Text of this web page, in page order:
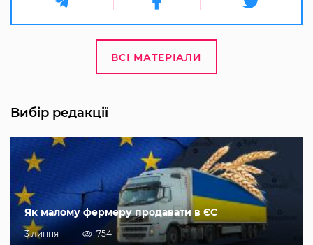
ВСІ МАТЕРІАЛИ
Вибір редакції
Як малому фермеру продавати в ЄС
3 липня 754